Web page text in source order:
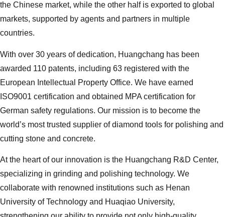
the Chinese market, while the other half is exported to global
markets, supported by agents and partners in multiple
countries.
With over 30 years of dedication, Huangchang has been
awarded 110 patents, including 63 registered with the
European Intellectual Property Office. We have earned
ISO9001 certification and obtained MPA certification for
German safety regulations. Our mission is to become the
world’s most trusted supplier of diamond tools for polishing and
cutting stone and concrete.
At the heart of our innovation is the Huangchang R&D Center,
specializing in grinding and polishing technology. We
collaborate with renowned institutions such as Henan
University of Technology and Huaqiao University,